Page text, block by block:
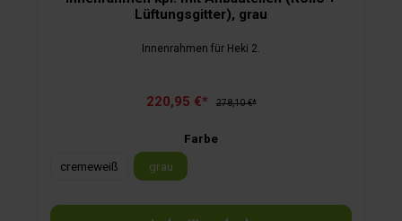
Lüftungsgitter), grau
Innenrahmen für Heki 2.
220,95 €* 278,10 €*
Farbe
cremeweiß
grau